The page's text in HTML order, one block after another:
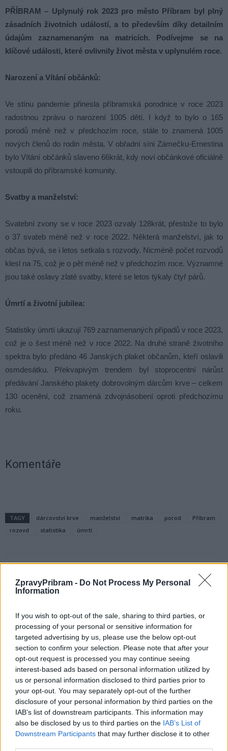
ZpravyPribram - Do Not Process My Personal
Information
If you wish to opt-out of the sale, sharing to third parties, or
processing of your personal or sensitive information for
targeted advertising by us, please use the below opt-out
section to confirm your selection. Please note that after your
opt-out request is processed you may continue seeing
interest-based ads based on personal information utilized by
us or personal information disclosed to third parties prior to
your opt-out. You may separately opt-out of the further
disclosure of your personal information by third parties on the
IAB’s list of downstream participants. This information may
also be disclosed by us to third parties on the IAB’s List of
Downstream Participants that may further disclose it to other
PŘÍBRAM – Uplynulý rok 2023 pro město Příbram byl plný
zásadních životních událostí, a to především díky detailním
údajům zaznamenaným na matricích. Podívejme se na
klíčové události, které ovlivnily život města v uplynulém roce.
Narození a Vítání občánků:
Ve stínu pandemie přinesla příbramská porodnice v roce 2023
radostnou zprávu o narození 1005 dětí. I když to bylo o 165
porodů méně než v předchozím roce, stále to znamená 1005
nových členů do rodin města. V obřadní síni Zámečku-Ernestina
bylo Vítání občánků slaveno 66krát, kdy noví občánkové oficiálně
vstoupili do příbramské komunity.
Svatby a manželství:
Svatební zvony se v roce 2023 ozvaly 128krát, přestože to bylo
o 37 svateb méně než v roce 2022. Některá manželství, jak to
občas bývá, se i letos setkala s rozvody. Nicméně počet rozvodů
klesl na 75, což je o pět méně než v předchozím roce. Významné
jsou také oslavy zlaté svatby, které se letos týkaly čtyř párů.
Úmrtí a životní jubilea:
Statistiky úmrtí ukazují 769 zaznamenaných případů v roce 2023,
což je o šest méně než v roce 2022. Na druhé straně životního
spektra bylo předáno 46 Janských plaket občanům, kteří oslavili
osmdesátku. Překvapivým trendem byl stoprocentní nárůst
předávání Janského plakety dobrovolným dárcům krve – celkem
130 ocenění, což znamená zdvojnásobení oproti předchozímu
roku.
Komentáře
TAGY dárcovství krve manželství matrika porod
Příbram
rozovd
statistika úmrtí
Předchozí článek
Sedlčany budou hostit hokejové
utkání automobilových
závodníků rallycrossu
a autocrossu
Následující článek
V mrazech najdou bezdomovci
útočiště na Rynečku
SOUVISEJÍCÍ ČLÁNKY
VÍCE OD AUTORA